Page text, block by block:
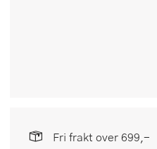
Fri frakt over 699,-